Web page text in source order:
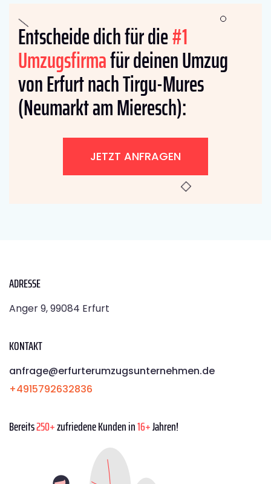
Entscheide dich für die#1
Umzugsfirmafür deinen Umzug
von Erfurt nach Tirgu-Mures
(Neumarkt am Mieresch):
JETZT ANFRAGEN
ADRESSE
Anger 9, 99084 Erfurt
KONTAKT
anfrage@erfurterumzugsunternehmen.de
+4915792632836
Bereits250+zufriedene Kunden in16+Jahren!